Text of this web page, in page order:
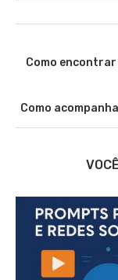
Como encontrar
Como